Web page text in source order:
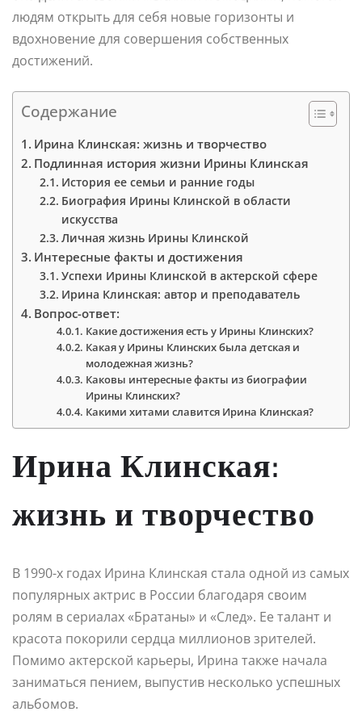
людям открыть для себя новые горизонты и
вдохновение для совершения собственных
достижений.
Содержание
Ирина Клинская: жизнь и творчество
Подлинная история жизни Ирины Клинская
История ее семьи и ранние годы
Биография Ирины Клинской в области
искусства
Личная жизнь Ирины Клинской
Интересные факты и достижения
Успехи Ирины Клинской в актерской сфере
Ирина Клинская: автор и преподаватель
Вопрос-ответ:
Какие достижения есть у Ирины Клинских?
Какая у Ирины Клинских была детская и
молодежная жизнь?
Каковы интересные факты из биографии
Ирины Клинских?
Какими хитами славится Ирина Клинская?
Ирина Клинская:
жизнь и творчество
В 1990-х годах Ирина Клинская стала одной из самых
популярных актрис в России благодаря своим
ролям в сериалах «Братаны» и «След». Ее талант и
красота покорили сердца миллионов зрителей.
Помимо актерской карьеры, Ирина также начала
заниматься пением, выпустив несколько успешных
альбомов.